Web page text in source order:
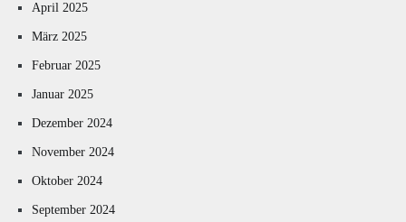
April 2025
März 2025
Februar 2025
Januar 2025
Dezember 2024
November 2024
Oktober 2024
September 2024